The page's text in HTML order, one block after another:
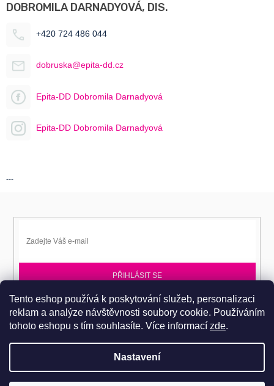
Tento eshop používá k poskytování služeb, personalizaci
reklam a analýze návštěvnosti soubory cookie. Používáním
tohoto eshopu s tím souhlasíte. Více informací zde.
Nastavení
DOBROMILA DARNADYOVÁ, DIS.
+420 724 486 044
dobruska@epita-dd.cz
Epita-DD Dobromila Darnadyová
Epita-DD Dobromila Darnadyová
---
PŘIHLÁSIT SE
Přihlaste se k EPITA-DD a získávejte novinky jako první.